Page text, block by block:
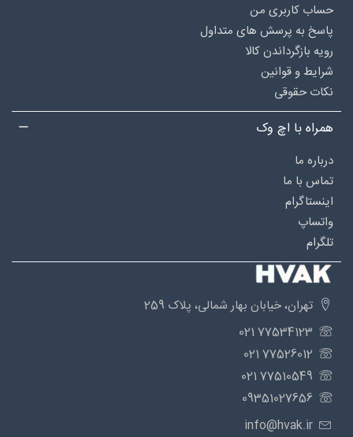
حساب کاربری من
پاسخ به پرسش های متداول
رویه بازگرداندن کالا
شرایط و قوانین
نکات حقوقی
همراه با اچ وک
درباره‌ ما
تماس با ما
اینستاگرام
واتساپ
تلگرام
تهران، خیابان بهار شمالی، پلاک 259
77534123 021
77526012 021
77510549 021
09351027656
info@hvak.ir